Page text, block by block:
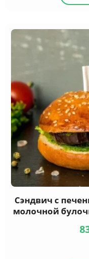
Сэндвич с
молочной